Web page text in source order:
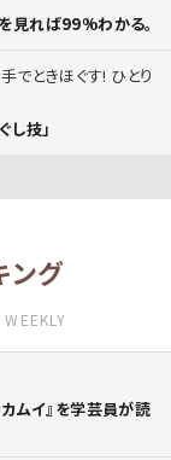
見れば99%わかる。
でときほぐす! ひとり
し技」
ング
WEEKLY
ムイ』を学芸員が読